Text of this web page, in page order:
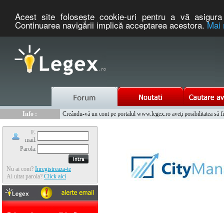
Acest site foloseşte cookie-uri pentru a vă
Continuarea navigării implică acceptarea acestora.Mai
Info :
Creându-vă un cont pe portalul www.legex.ro aveţi posibilitatea să
E-
mail:
Parola:
Nu ai cont? Inregistreaza-te
Ai uitat parola? Click aici